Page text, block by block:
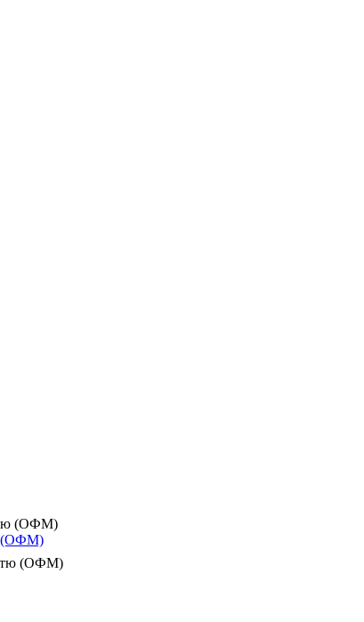
(ОФМ)
(ОФМ)